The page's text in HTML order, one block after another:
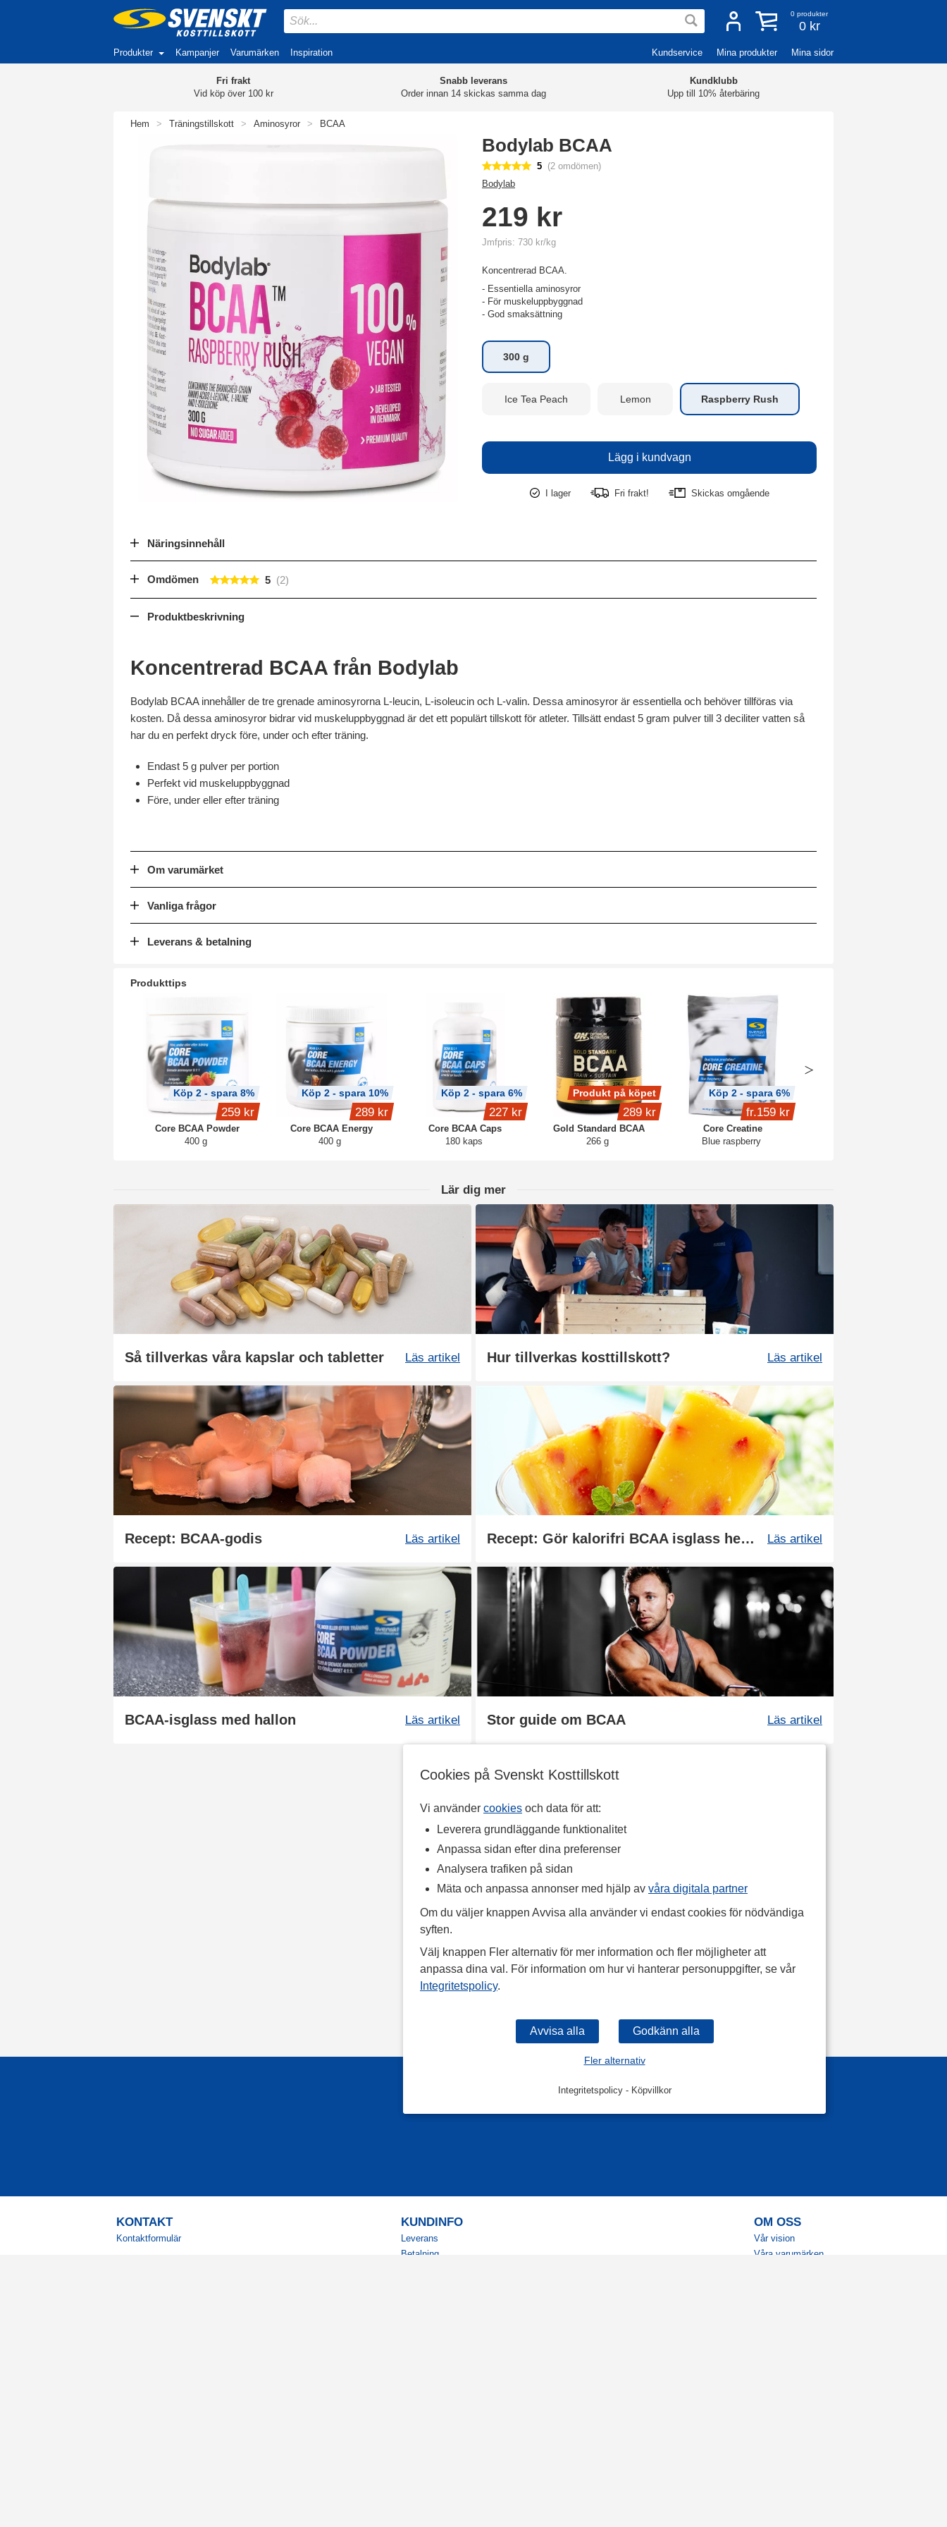
Cookies på Svenskt Kosttillskott
Vi använder cookies och data för att:
Leverera grundläggande funktionalitet
Anpassa sidan efter dina preferenser
Analysera trafiken på sidan
Mäta och anpassa annonser med hjälp av våra digitala partner
Om du väljer knappen Avvisa alla använder vi endast cookies för nödvändiga
syften.
Välj knappen Fler alternativ för mer information och fler möjligheter att
anpassa dina val. För information om hur vi hanterar personuppgifter, se vår
Integritetspolicy.
Fler alternativ
Integritetspolicy- Köpvillkor
0 produkter
0 kr
Produkter Kampanjer Varumärken Inspiration Kundservice Mina produkter Mina sidor
Fri frakt
Vid köp över 100 kr
Snabb leverans
Order innan 14 skickas samma dag
Kundklubb
Upp till 10% återbäring
Hem > Träningstillskott > Aminosyror > BCAA
Bodylab BCAA
5 (2 omdömen)
Bodylab
219 kr
Jmfpris: 730 kr/kg
Koncentrerad BCAA.
- Essentiella aminosyror
- För muskeluppbyggnad
- God smaksättning
300 g
Ice Tea Peach Lemon Raspberry Rush
I lager Fri frakt! Skickas omgående
Näringsinnehåll
Omdömen 5
Produktbeskrivning
Koncentrerad BCAA från Bodylab
Bodylab BCAA innehåller de tre grenade aminosyrorna L-leucin, L-isoleucin och L-valin. Dessa aminosyror är essentiella och behöver tillföras via
kosten. Då dessa aminosyror bidrar vid muskeluppbyggnad är det ett populärt tillskott för atleter. Tillsätt endast 5 gram pulver till 3 deciliter vatten så
har du en perfekt dryck före, under och efter träning.
Endast 5 g pulver per portion
Perfekt vid muskeluppbyggnad
Före, under eller efter träning
Om varumärket
Vanliga frågor
Leverans & betalning
Produkttips
Core BCAA Powder
400 g
Köp 2 - spara 8%
259 kr
Core BCAA Energy
400 g
Köp 2 - spara 10%
289 kr
Core BCAA Caps
180 kaps
Köp 2 - spara 6%
227 kr
Gold Standard BCAA
266 g
Produkt på köpet
289 kr
Core Creatine
Blue raspberry
Köp 2 - spara 6%
fr.159 kr
Lär dig mer
Så tillverkas våra kapslar och tabletter Läs artikel Hur tillverkas kosttillskott? Läs artikel
Recept: BCAA-godis Läs artikel Recept: Gör kalorifri BCAA isglass hemma Läs artikel
BCAA-isglass med hallon Läs artikel Stor guide om BCAA Läs artikel
KONTAKT
Kontaktformulär
KUNDINFO
Leverans
Betalning
OM OSS
Vår vision
Våra varumärken